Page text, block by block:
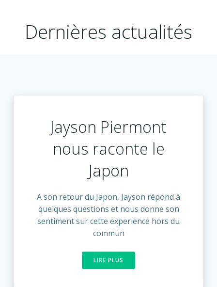
Dernières actualités
Jayson Piermont
nous raconte le
Japon
A son retour du Japon, Jayson répond à
quelques questions et nous donne son
sentiment sur cette experience hors du
commun
LIRE PLUS